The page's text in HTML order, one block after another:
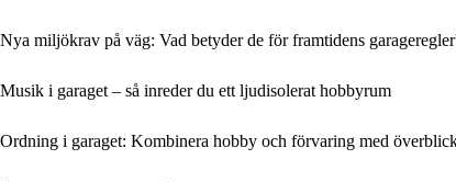
Nya miljökrav på väg: Vad betyder de för framtidens
Musik i garaget – så inreder du ett ljudisolerat hobbyrum
Ordning i garaget: Kombinera hobby och förvaring med